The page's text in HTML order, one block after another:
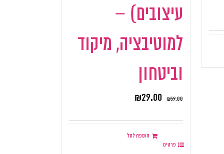
עיצובים) –
למוטיבציה, מיקוד
וביטחון
₪59.00
₪29.00
הוספה לסל
פרטים